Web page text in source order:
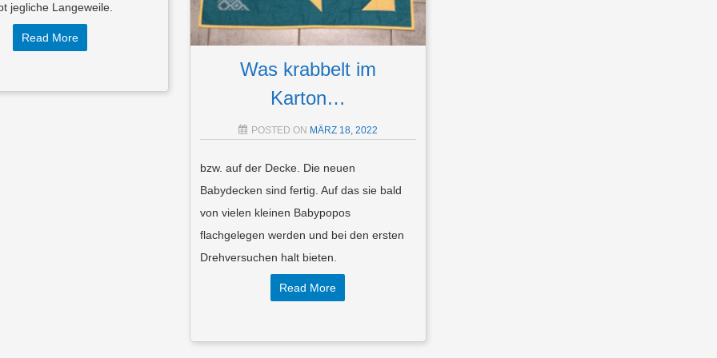
Was krabbelt im
Karton…
POSTED ON MÄRZ 18, 2022
bzw. auf der Decke. Die neuen
Babydecken sind fertig. Auf das sie bald
von vielen kleinen Babypopos
flachgelegen werden und bei den ersten
Drehversuchen halt bieten.
Read More
jegliche Langeweile.
Read More